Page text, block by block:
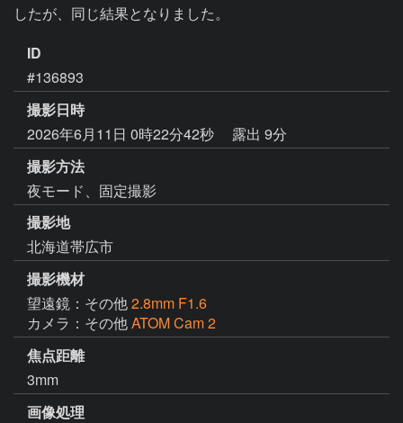
したが、同じ結果となりました。
ID
#136893
撮影日時
2026年6月11日 0時22分42秒
露出 9分
撮影方法
夜モード、固定撮影
撮影地
北海道帯広市
撮影機材
望遠鏡：その他2.8mm F1.6
カメラ：その他ATOM Cam 2
焦点距離
3mm
画像処理